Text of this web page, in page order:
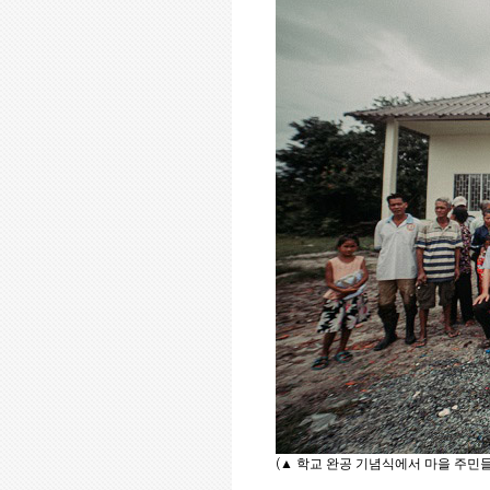
(▲ 학교 완공 기념식에서 마을 주민